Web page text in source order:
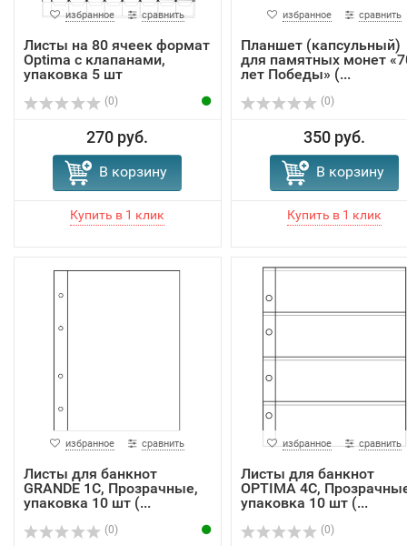
избранное сравнить
Листы на 80 ячеек формат
Optima с клапанами,
упаковка 5 шт
(0)
270 руб.
В корзину
избранное сравнить
Планшет (капсульный)
для памятных монет
лет Победы» (...
(0)
350 руб.
В корзину
избранное сравнить
Листы для банкнот
GRANDE 1C, Прозрачные,
упаковка 10 шт (...
(0)
избранное сравнить
Листы для банкнот
OPTIMA 4C,
упаковка 10 шт (...
(0)